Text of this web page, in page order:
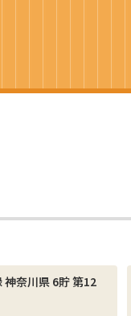
奈川県 6貯 第12